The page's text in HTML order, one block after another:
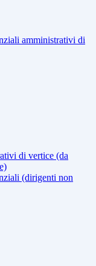
amministrativi di
di vertice (da
(dirigenti non